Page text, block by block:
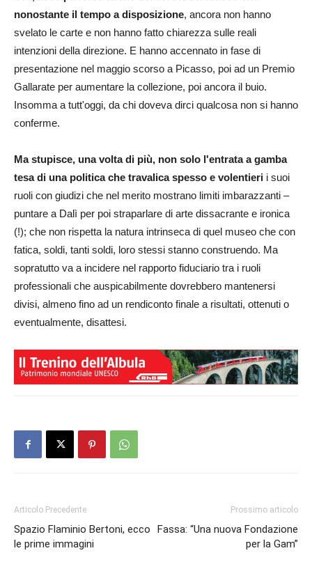
nonostante il tempo a disposizione, ancora non hanno
svelato le carte e non hanno fatto chiarezza sulle reali
intenzioni della direzione. E hanno accennato in fase di
presentazione nel maggio scorso a Picasso, poi ad un Premio
Gallarate per aumentare la collezione, poi ancora il buio.
Insomma a tutt'oggi, da chi doveva dirci qualcosa non si hanno
conferme.
Ma stupisce, una volta di più, non solo l'entrata a gamba
tesa di una politica che travalica spesso e volentieri i suoi
ruoli con giudizi che nel merito mostrano limiti imbarazzanti –
puntare a Dalì per poi straparlare di arte dissacrante e ironica
(!); che non rispetta la natura intrinseca di quel museo che con
fatica, soldi, tanti soldi, loro stessi stanno construendo. Ma
sopratutto va a incidere nel rapporto fiduciario tra i ruoli
professionali che auspicabilmente dovrebbero mantenersi
divisi, almeno fino ad un rendiconto finale a risultati, ottenuti o
eventualmente, disattesi.
Articolo Precedente
Spazio Flaminio Bertoni, ecco
le prime immagini
Prossimo articolo
Fassa: “Una nuova Fondazione
per la Gam”